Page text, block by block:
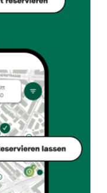
Tisch reservieren?
Geschlossen.
Geschmack
deinen